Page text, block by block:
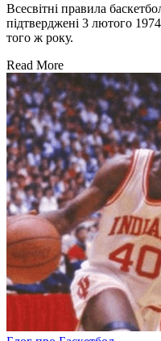
Всесвітні правила
підтверджені 3 лютого
того ж року.
Read More